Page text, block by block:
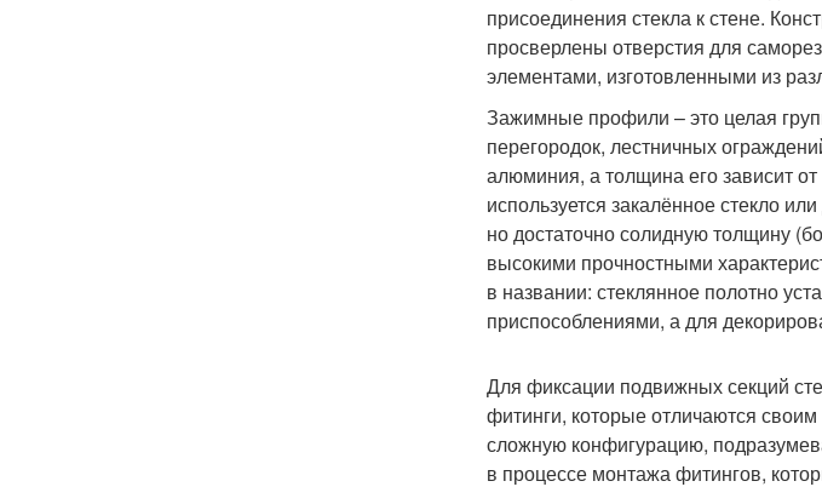
присоединения стекла к стене.
просверлены отверстия для
элементами, изготовленными из
Зажимные профили – это целая
перегородок, лестничных
алюминия, а толщина его зависит
используется закалённое стекло
но достаточно солидную толщину
высокими прочностными
в названии: стеклянное полотно
приспособлениями, а для
Для фиксации подвижных секций
фитинги, которые отличаются
сложную конфигурацию,
в процессе монтажа фитингов,